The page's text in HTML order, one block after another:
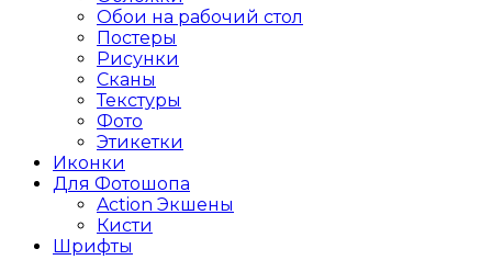
Обои на рабочий стол
Постеры
Рисунки
Сканы
Текстуры
Фото
Этикетки
Иконки
Для Фотошопа
Action Экшены
Кисти
Шрифты